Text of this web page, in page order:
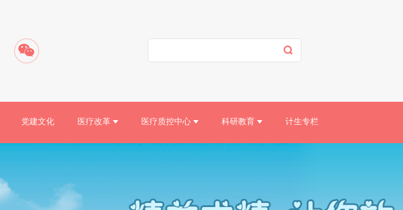
党建文化 医疗改革 医疗质控中心 科研教育 计生专栏